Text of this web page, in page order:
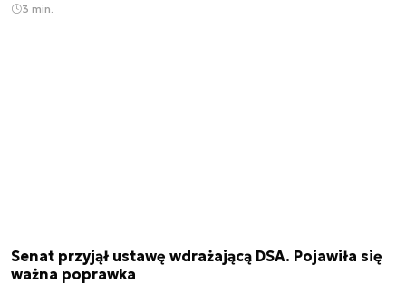
3 min.
Senat przyjął ustawę wdrażającą DSA. Pojawiła się
ważna poprawka